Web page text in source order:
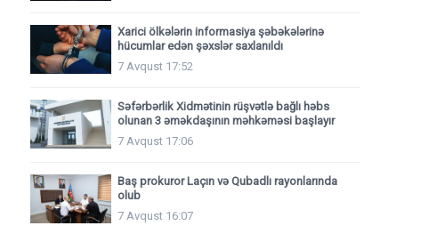
Xarici ölkələrin informasiya şəbəkələrinə
hücumlar edən şəxslər saxlanıldı
7 Avqust 17:52
Səfərbərlik Xidmətinin rüşvətlə bağlı həbs
olunan 3 əməkdaşının məhkəməsi başlayır
7 Avqust 17:06
Baş prokuror Laçın və Qubadlı rayonlarında
olub
7 Avqust 16:07